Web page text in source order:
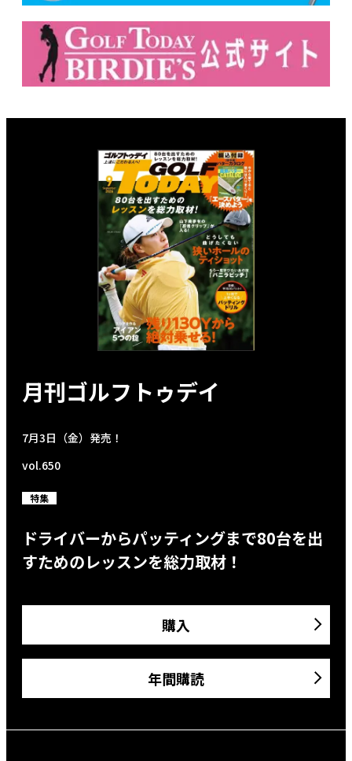
月刊ゴルフトゥデイ
7月3日（金）発売！
vol.650
特集
ドライバーからパッティングまで80台を出
すためのレッスンを総力取材！
購入
年間購読